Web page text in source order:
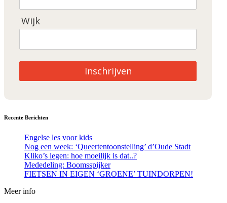
Wijk
Inschrijven
Recente Berichten
Engelse les voor kids
Nog een week: ‘Queertentoonstelling’ d’Oude Stadt
Kliko’s legen: hoe moeilijk is dat..?
Mededeling: Boomsspijker
FIETSEN IN EIGEN ‘GROENE’ TUINDORPEN!
Meer info